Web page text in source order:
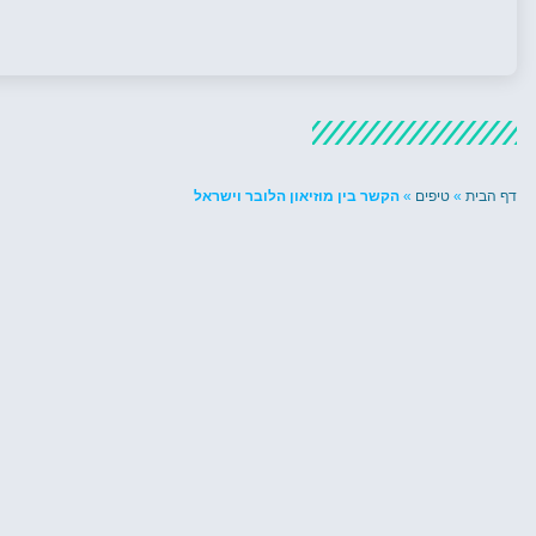
דף הבית » טיפים » הקשר בין מוזיאון הלובר וישראל